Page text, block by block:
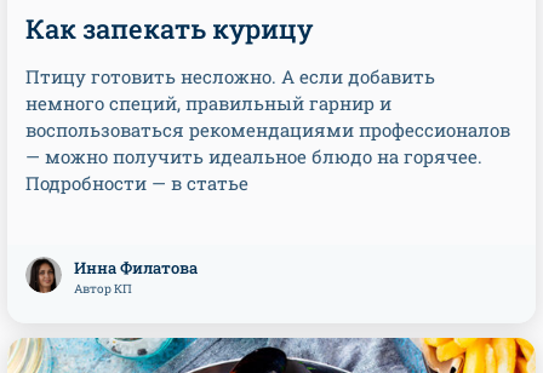
Как запекать курицу
Птицу готовить несложно. А если добавить
немного специй, правильный гарнир и
воспользоваться рекомендациями профессионалов
— можно получить идеальное блюдо на горячее.
Подробности — в статье
Инна Филатова
Автор КП